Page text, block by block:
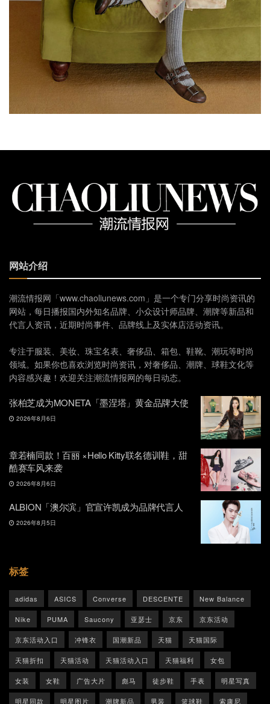
网站介绍
潮流情报网「www.chaoliunews.com」是一个专门分享时尚资讯的
网站，每日播报国内外知名品牌、小众设计师品牌、潮牌等新品和
代言人资讯，近期时尚事件、品牌线上及实体店活动资讯。
专注于服装、美妆、珠宝名表、奢侈品、箱包、鞋靴、潮玩等时尚
领域。如果你也喜欢浏览时尚资讯，对奢侈品、潮牌、球鞋文化等
内容感兴趣！欢迎关注潮流情报网的每日动态。
张柏芝成为MONETA「墨涅塔」黄金品牌大使
2026年8月6日
章若楠同款！百丽 ×Hello Kitty联名德训鞋，甜
酷赛车风来袭
2026年8月6日
ALBION「澳尔滨」官宣许凯成为品牌代言人
2026年8月5日
标签
adidas ASICS Converse DESCENTE New Balance
Nike PUMA Saucony 亚瑟士 京东 京东活动
京东活动入口 冲锋衣 国潮新品 天猫 天猫国际
天猫折扣 天猫活动 天猫活动入口 天猫福利 女包
女装 女鞋 广告大片 彪马 徒步鞋 手表 明星写真
明星同款 明星图片 潮牌新品 男装 篮球鞋 索康尼